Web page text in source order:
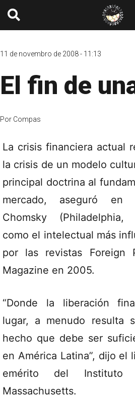
11 de novembro de 2008 - 11:13
El fin de
Por Compas
La crisis financiera actual
la crisis de un modelo
principal doctrina al
mercado, aseguró en
Chomsky (Philadelphia,
como el intelectual más
por las revistas Foreign
Magazine en 2005.
“Donde la liberación
lugar, a menudo resulta
hecho que debe ser
en América Latina”, dijo el
emérito del Instituto
Massachusetts.